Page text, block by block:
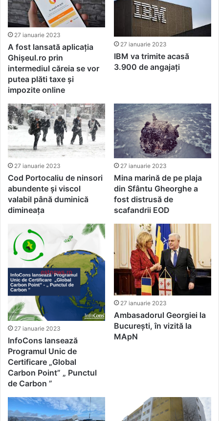
27 ianuarie 2023
A fost lansată aplicația
Ghișeul.ro prin
intermediul căreia se vor
putea plăti taxe și
impozite online
27 ianuarie 2023
IBM va trimite acasă
3.900 de angajați
27 ianuarie 2023
Cod Portocaliu de ninsori
abundente și viscol
valabil până duminică
dimineața
27 ianuarie 2023
Mina marină de pe plaja
din Sfântu Gheorghe a
fost distrusă de
scafandrii EOD
27 ianuarie 2023
InfoCons lansează
Programul Unic de
Certificare „Global
Carbon Point” „ Punctul
de Carbon ”
27 ianuarie 2023
Ambasadorul Georgiei la
București, în vizită la
MApN